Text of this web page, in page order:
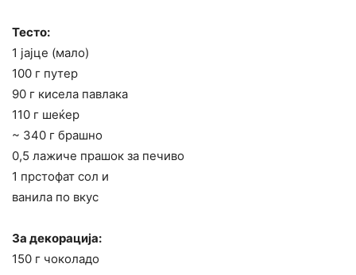
Тесто:
1 јајце (мало)
100 г путер
90 г кисела павлака
110 г шеќер
~ 340 г брашно
0,5 лажиче прашок за печиво
1 прстофат сол и
ванила по вкус
За декорација:
150 г чоколадо